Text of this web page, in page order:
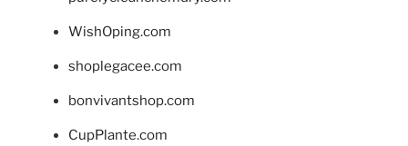
WishOping.com
shoplegacee.com
bonvivantshop.com
CupPlante.com